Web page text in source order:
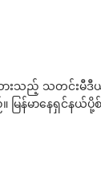
သည့် သတင်းမီဒီယ
မြန်မာနေရှင်န